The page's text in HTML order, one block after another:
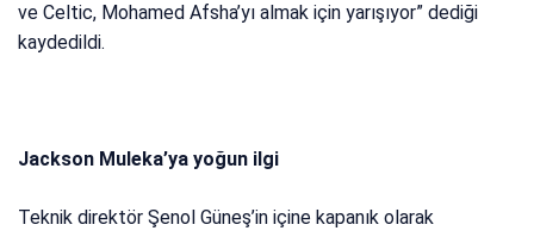
ve Celtic, Mohamed Afsha’yı almak için yarışıyor” dediği
kaydedildi.
Jackson Muleka’ya yoğun ilgi
Teknik direktör Şenol Güneş’in içine kapanık olarak